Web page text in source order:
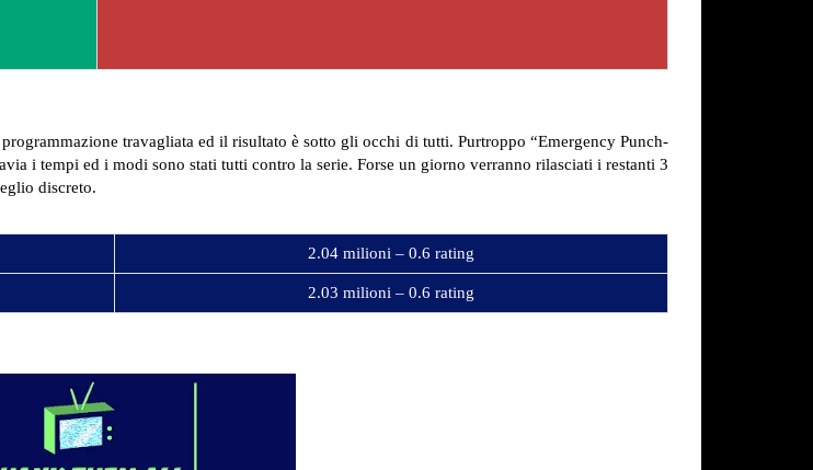
travagliata ed il risultato è sotto gli occhi di tutti. Purtroppo “Emergency Punch-
i tempi ed i modi sono stati tutti contro la serie. Forse un giorno verranno rilasciati i restanti 3
discreto.
2.04 milioni – 0.6 rating
2.03 milioni – 0.6 rating